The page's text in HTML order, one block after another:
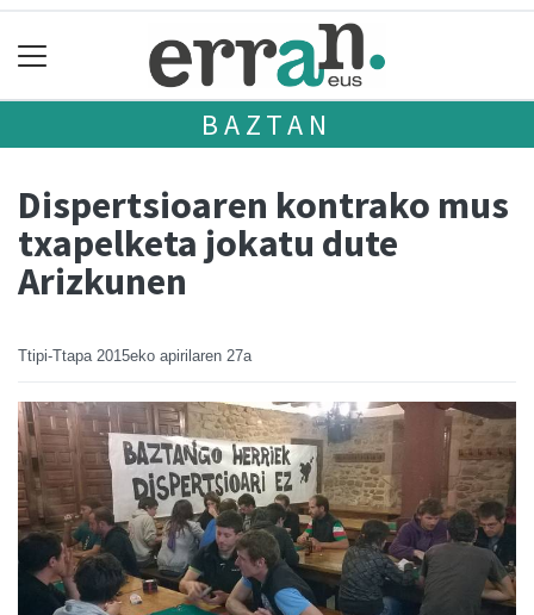
BAZTAN
Dispertsioaren kontrako mus
txapelketa jokatu dute
Arizkunen
Ttipi-Ttapa 2015eko apirilaren 27a